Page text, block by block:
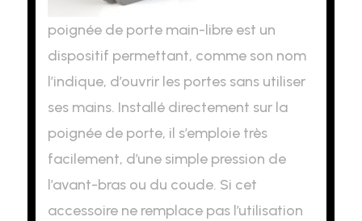
poignée de porte main-libre est un
dispositif permettant, comme son nom
l’indique, d’ouvrir les portes sans utiliser
ses mains. Installé directement sur la
poignée de porte, il s’emploie très
facilement, d’une simple pression de
l’avant-bras ou du coude. Si cet
accessoire ne remplace pas l’utilisation